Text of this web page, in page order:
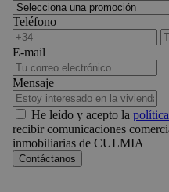
Teléfono
E-mail
Mensaje
He leído y acepto la
recibir comunicaciones
inmobiliarias de CULMIA